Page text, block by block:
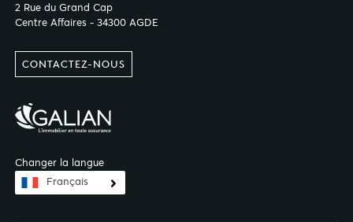
2 Rue du Grand Cap
Centre Affaires - 34300 AGDE
CONTACTEZ-NOUS
Changer la langue
Français